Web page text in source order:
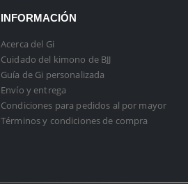
INFORMACIÓN
Acerca del Gi
Cuidado del kimono de BJJ
Guía de Gi personalizada
Envío y entrega
Condiciones para pedidos al por mayor
Términos y condiciones de compra